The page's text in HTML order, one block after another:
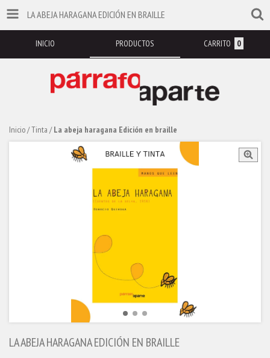
LA ABEJA HARAGANA EDICIÓN EN BRAILLE
INICIO PRODUCTOS CARRITO 0
Inicio/Tinta / La abeja haragana Edición en braille
LA ABEJA HARAGANA EDICIÓN EN BRAILLE